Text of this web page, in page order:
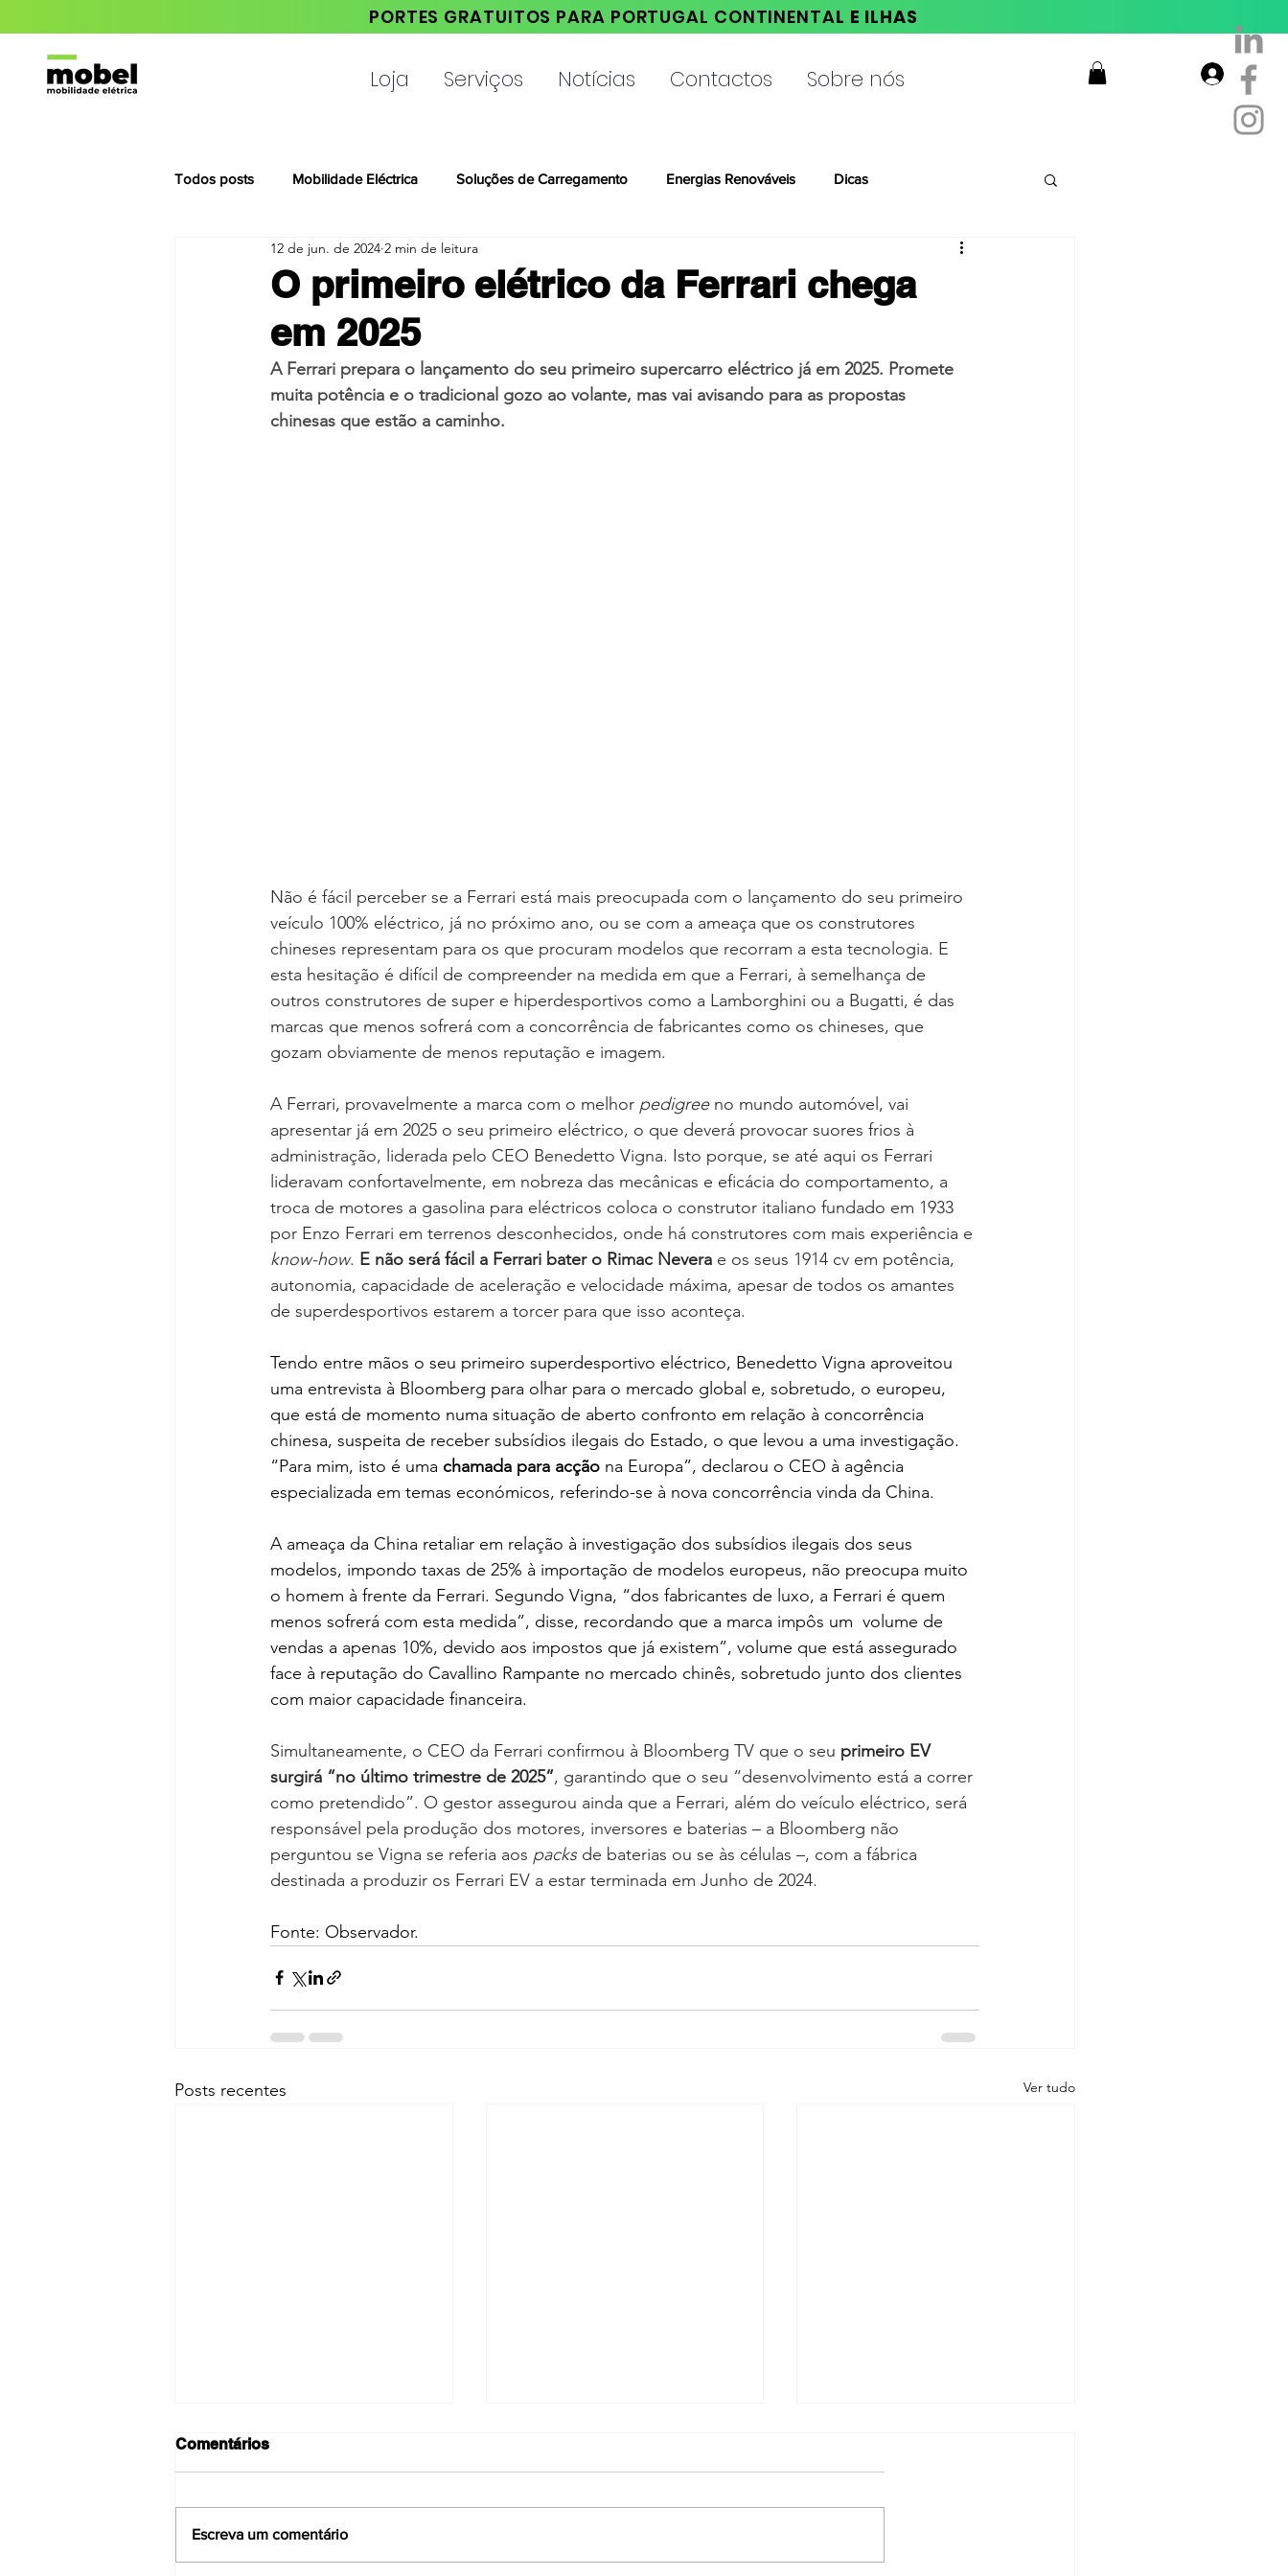
PORTES GRATUITOS PARA PORTUGAL CONTINENTAL E ILHAS
Loja Serviços Notícias Contactos Sobre nós Login
Todos posts Mobilidade Eléctrica Soluções de Carregamento Energias Renováveis Dicas
Notícias da Habita Mais
O primeiro elétrico da Ferrari chega
em 2025
12 de jun. de 2024 2 min de leitura
A Ferrari prepara o lançamento do seu primeiro supercarro eléctrico já em 2025. Promete
muita potência e o tradicional gozo ao volante, mas vai avisando para as propostas
chinesas que estão a caminho.
Não é fácil perceber se a Ferrari está mais preocupada com o lançamento do seu primeiro
veículo 100% eléctrico, já no próximo ano, ou se com a ameaça que os construtores
chineses representam para os que procuram modelos que recorram a esta tecnologia. E
esta hesitação é difícil de compreender na medida em que a Ferrari, à semelhança de
outros construtores de super e hiperdesportivos como a Lamborghini ou a Bugatti, é das
marcas que menos sofrerá com a concorrência de fabricantes como os chineses, que
gozam obviamente de menos reputação e imagem.
A Ferrari, provavelmente a marca com o melhor pedigree no mundo automóvel, vai
apresentar já em 2025 o seu primeiro eléctrico, o que deverá provocar suores frios à
administração, liderada pelo CEO Benedetto Vigna. Isto porque, se até aqui os Ferrari
lideravam confortavelmente, em nobreza das mecânicas e eficácia do comportamento, a
troca de motores a gasolina para eléctricos coloca o construtor italiano fundado em 1933
por Enzo Ferrari em terrenos desconhecidos, onde há construtores com mais experiência e
know-how. E não será fácil a Ferrari bater o Rimac Nevera e os seus 1914 cv em potência,
autonomia, capacidade de aceleração e velocidade máxima, apesar de todos os amantes
de superdesportivos estarem a torcer para que isso aconteça.
Tendo entre mãos o seu primeiro superdesportivo eléctrico, Benedetto Vigna aproveitou
uma entrevista à Bloomberg para olhar para o mercado global e, sobretudo, o europeu,
que está de momento numa situação de aberto confronto em relação à concorrência
chinesa, suspeita de receber subsídios ilegais do Estado, o que levou a uma investigação.
“Para mim, isto é uma chamada para acção na Europa”, declarou o CEO à agência
especializada em temas económicos, referindo-se à nova concorrência vinda da China.
A ameaça da China retaliar em relação à investigação dos subsídios ilegais dos seus
modelos, impondo taxas de 25% à importação de modelos europeus, não preocupa muito
o homem à frente da Ferrari. Segundo Vigna, “dos fabricantes de luxo, a Ferrari é quem
menos sofrerá com esta medida”, disse, recordando que a marca impôs um  volume de
vendas a apenas 10%, devido aos impostos que já existem”, volume que está assegurado
face à reputação do Cavallino Rampante no mercado chinês, sobretudo junto dos clientes
com maior capacidade financeira.
Simultaneamente, o CEO da Ferrari confirmou à Bloomberg TV que o seu primeiro EV
surgirá “no último trimestre de 2025”, garantindo que o seu “desenvolvimento está a correr
como pretendido”. O gestor assegurou ainda que a Ferrari, além do veículo eléctrico, será
responsável pela produção dos motores, inversores e baterias – a Bloomberg não
perguntou se Vigna se referia aos packs de baterias ou se às células –, com a fábrica
destinada a produzir os Ferrari EV a estar terminada em Junho de 2024.
Fonte: Observador.
Posts recentes Ver tudo
Comentários
Escreva um comentário